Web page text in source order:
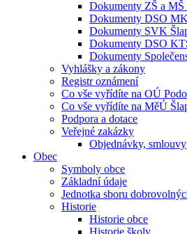
Dokumenty ZŠ a MŠ
Dokumenty DSO
Dokumenty SVK
Dokumenty DSO
Dokumenty
Vyhlášky a zákony
Registr oznámení
Co vše vyřídíte na OÚ
Co vše vyřídíte na MěÚ
Podpora a dotace
Veřejné zakázky
Objednávky, smlouvy
Obec
Symboly obce
Základní údaje
Jednotka sboru
Historie
Historie obce
Historie školy